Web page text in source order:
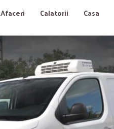
Afaceri Calatorii Casa